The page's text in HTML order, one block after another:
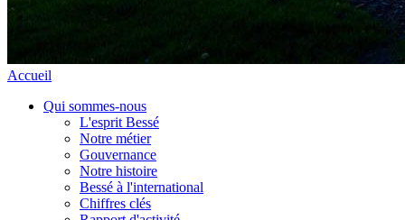
Accueil
Qui sommes-nous
L'esprit Bessé
Notre métier
Gouvernance
Notre histoire
Bessé à l'international
Chiffres clés